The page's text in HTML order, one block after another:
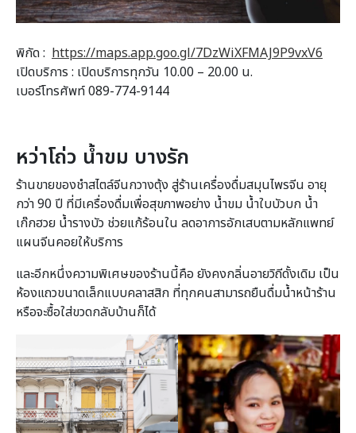
พิกัด : https://maps.app.goo.gl/7DzWiXFMAJ9P9vxV6
เปิดบริการ : เปิดบริการทุกวัน 10.00 – 20.00 น.
เบอร์โทรศัพท์ 089-774-9144
หว่าโถ่ว น้ำขม บางรัก
ร้านขายของชำสไตล์จีนกวางตุ้ง สู่ร้านเครื่องดื่มสมุนไพรจีน อายุ
กว่า 90 ปี ที่มีเครื่องดื่มเพื่อสุขภาพอย่าง น้ำขม น้ำใบบัวบก น้ำ
เก๊กฮวย น้ำรางบัว ช่วยแก้ร้อนใน ลดอาการอักเสบตามหลักแพทย์
แผนจีนคอยให้บริการ
และอีกหนึ่งความพิเศษของร้านนี้คือ ยังคงกลิ่นอายวิถีดั้งเดิม เป็น
ห้องแถวขนาดเล็กแบบคลาสสิก ที่ทุกคนสามารถยืนดื่มน้ำหน้าร้าน
หรือจะซื้อใส่ขวดกลับบ้านก็ได้